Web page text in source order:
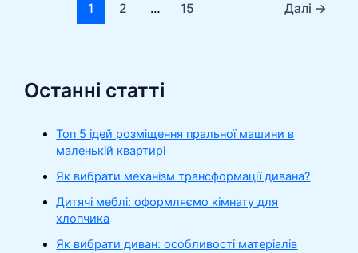
1 2 … 15 Далі →
Останні статті
Топ 5 ідей розміщення пральної машини в
маленькій квартирі
Як вибрати механізм трансформації дивана?
Дитячі меблі: оформляємо кімнату для
хлопчика
Як вибрати диван: особливості матеріалів